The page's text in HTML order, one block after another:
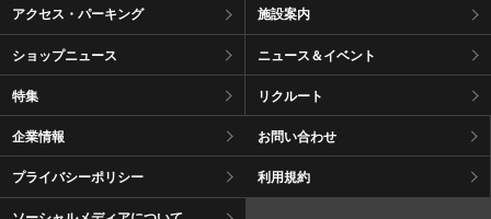
アクセス・パーキング 施設案内
ショップニュース ニュース＆イベント
特集 リクルート
企業情報 お問い合わせ
プライバシーポリシー 利用規約